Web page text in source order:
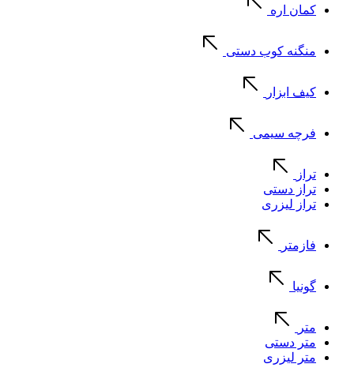
کمان اره
منگنه کوب دستی
کیف ابزار
فرچه سیمی
تراز
تراز دستی
تراز لیزری
فازمتر
گونیا
متر
متر دستی
متر لیزری